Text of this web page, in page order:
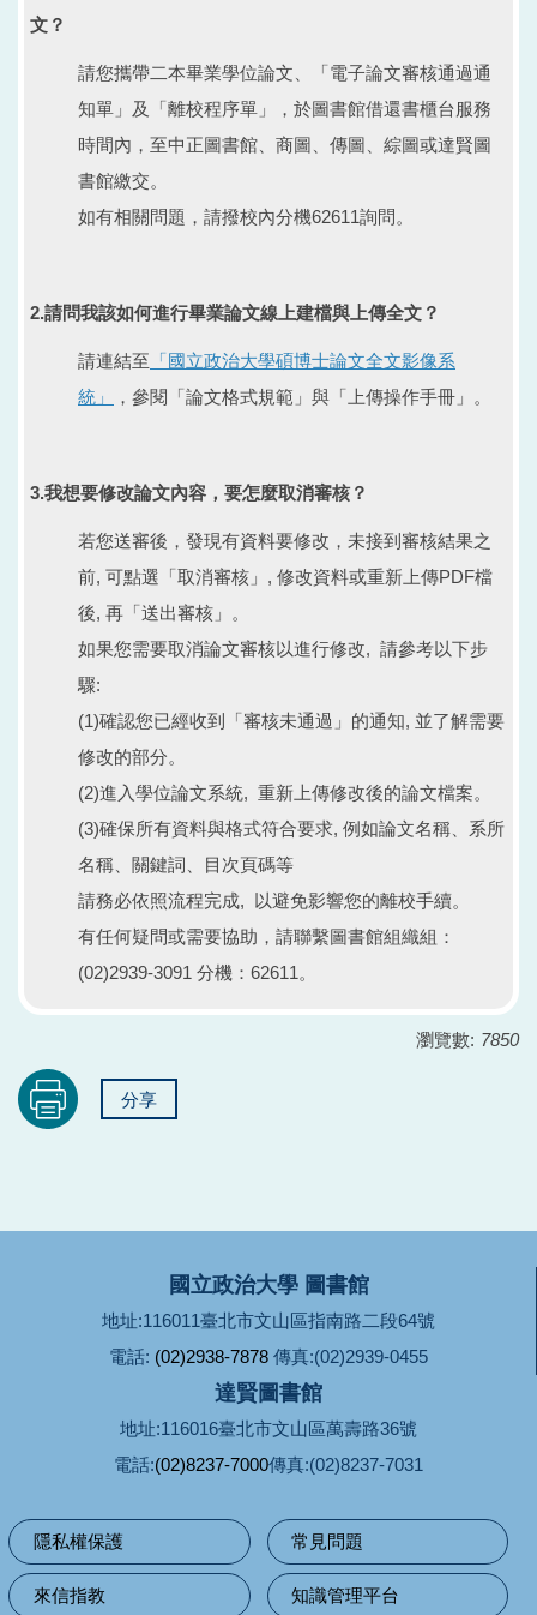
文？
請您攜帶二本畢業學位論文、「電子論文審核通過通
知單」及「離校程序單」，於圖書館借還書櫃台服務
時間內，至中正圖書館、商圖、傳圖、綜圖或達賢圖
書館繳交。
如有相關問題，請撥校內分機62611詢問。
2.請問我該如何進行畢業論文線上建檔與上傳全文？
請連結至 「國立政治大學碩博士論文全文影像系
統」
，參閱「論文格式規範」與「上傳操作手冊」。
3.我想要修改論文內容，要怎麼取消審核？
若您送審後，發現有資料要修改，未接到審核結果之
前, 可點選「取消審核」, 修改資料或重新上傳PDF檔
後, 再「送出審核」。
如果您需要取消論文審核以進行修改, 請參考以下步
驟:
(1)確認您已經收到「審核未通過」的通知, 並了解需要
修改的部分。
(2)進入學位論文系統, 重新上傳修改後的論文檔案。
(3)確保所有資料與格式符合要求, 例如論文名稱、系所
名稱、關鍵詞、目次頁碼等
請務必依照流程完成, 以避免影響您的離校手續。
有任何疑問或需要協助，請聯繫圖書館組織組：
(02)2939-3091 分機：62611。
瀏覽數: 7850
分享
國立政治大學 圖書館
地址:116011臺北市文山區指南路二段64號
電話: (02)2938-7878 傳真:(02)2939-0455
達賢圖書館
地址:116016臺北市文山區萬壽路36號
電話:(02)8237-7000傳真:(02)8237-7031
隱私權保護 常見問題
來信指教 知識管理平台